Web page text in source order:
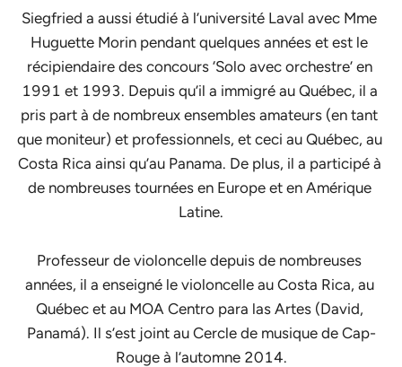
Siegfried a aussi étudié à l’université Laval avec Mme
Huguette Morin pendant quelques années et est le
récipiendaire des concours ‘Solo avec orchestre’ en
1991 et 1993. Depuis qu’il a immigré au Québec, il a
pris part à de nombreux ensembles amateurs (en tant
que moniteur) et professionnels, et ceci au Québec, au
Costa Rica ainsi qu’au Panama. De plus, il a participé à
de nombreuses tournées en Europe et en Amérique
Latine.
Professeur de violoncelle depuis de nombreuses
années, il a enseigné le violoncelle au Costa Rica, au
Québec et au MOA Centro para las Artes (David,
Panamá). Il s’est joint au Cercle de musique de Cap-
Rouge à l’automne 2014.